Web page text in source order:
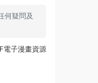
何疑問及
電子漫畫資源